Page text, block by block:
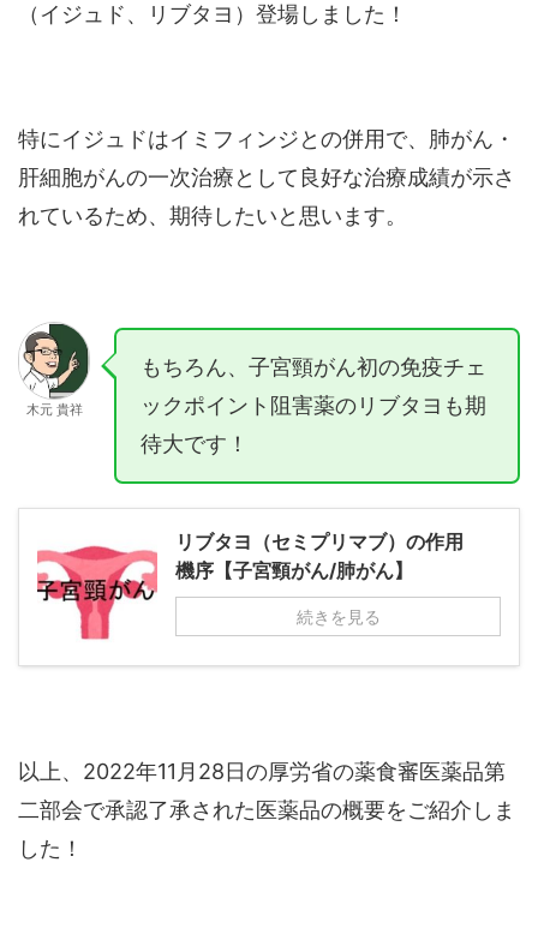
（イジュド、リブタヨ）登場しました！
特にイジュドはイミフィンジとの併用で、肺がん・
肝細胞がんの一次治療として良好な治療成績が示さ
れているため、期待したいと思います。
木元 貴祥
もちろん、子宮頸がん初の免疫チェ
ックポイント阻害薬のリブタヨも期
待大です！
リブタヨ（セミプリマブ）の作用
機序【子宮頸がん/肺がん】
続きを見る
以上、2022年11月28日の厚労省の薬食審医薬品第
二部会で承認了承された医薬品の概要をご紹介しま
した！